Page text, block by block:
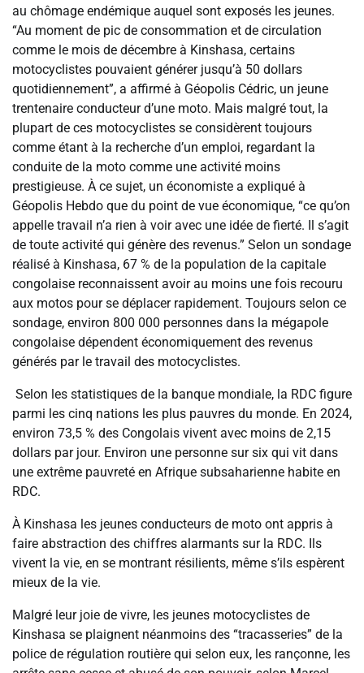
au chômage endémique auquel sont exposés les jeunes.
“Au moment de pic de consommation et de circulation
comme le mois de décembre à Kinshasa, certains
motocyclistes pouvaient générer jusqu’à 50 dollars
quotidiennement”, a affirmé à Géopolis Cédric, un jeune
trentenaire conducteur d’une moto. Mais malgré tout, la
plupart de ces motocyclistes se considèrent toujours
comme étant à la recherche d’un emploi, regardant la
conduite de la moto comme une activité moins
prestigieuse. À ce sujet, un économiste a expliqué à
Géopolis Hebdo que du point de vue économique, “ce qu’on
appelle travail n’a rien à voir avec une idée de fierté. Il s’agit
de toute activité qui génère des revenus.” Selon un sondage
réalisé à Kinshasa, 67 % de la population de la capitale
congolaise reconnaissent avoir au moins une fois recouru
aux motos pour se déplacer rapidement. Toujours selon ce
sondage, environ 800 000 personnes dans la mégapole
congolaise dépendent économiquement des revenus
générés par le travail des motocyclistes.
Selon les statistiques de la banque mondiale, la RDC figure
parmi les cinq nations les plus pauvres du monde. En 2024,
environ 73,5 % des Congolais vivent avec moins de 2,15
dollars par jour. Environ une personne sur six qui vit dans
une extrême pauvreté en Afrique subsaharienne habite en
RDC.
À Kinshasa les jeunes conducteurs de moto ont appris à
faire abstraction des chiffres alarmants sur la RDC. Ils
vivent la vie, en se montrant résilients, même s’ils espèrent
mieux de la vie.
Malgré leur joie de vivre, les jeunes motocyclistes de
Kinshasa se plaignent néanmoins des “tracasseries” de la
police de régulation routière qui selon eux, les rançonne, les